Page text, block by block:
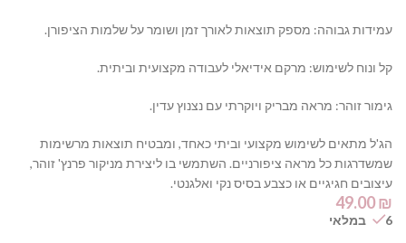
עמידות גבוהה: מספק תוצאות לאורך זמן ושומר על שלמות הציפורן.
קל ונוח לשימוש: מרקם אידיאלי לעבודה מקצועית וביתית.
גימור זוהר: מראה מבריק ויוקרתי עם נצנוץ עדין.
הג'ל מתאים לשימוש מקצועי וביתי כאחד, ומבטיח תוצאות מרשימות
שמשדרגות כל מראה ציפורניים. השתמשי בו ליצירת מניקור פרנץ' זוהר,
עיצובים חגיגיים או כצבע בסיס נקי ואלגנטי.
49.00₪
6 במלאי